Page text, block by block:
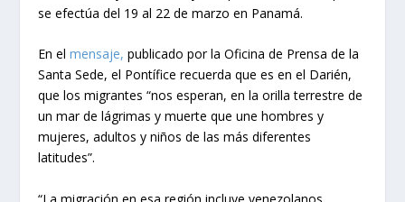
se efectúa del 19 al 22 de marzo en Panamá.
En elmensaje, publicado por la Oficina de Prensa de la
Santa Sede, el Pontífice recuerda que es en el Darién,
que los migrantes “nos esperan, en la orilla terrestre de
un mar de lágrimas y muerte que une hombres y
mujeres, adultos y niños de las más diferentes
latitudes”.